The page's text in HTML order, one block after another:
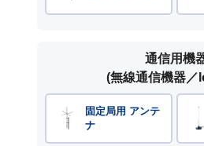
通信用機
(無線通信機器／
固定局用 アンテ
ナ